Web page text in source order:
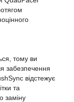
тому ви
забезпечення
відстежує
та
заміну